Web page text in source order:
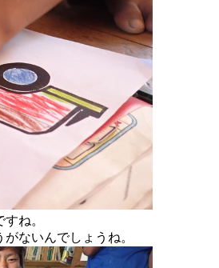
ね。
ないんでしょうね。